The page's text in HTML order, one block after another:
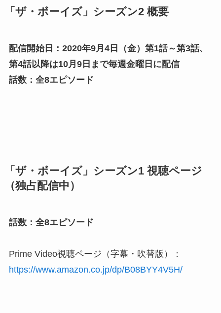
「ザ・ボーイズ」シーズン2 概要
配信開始日：2020年9月4日（金）第1話～第3話、
第4話以降は10月9日まで毎週金曜日に配信
話数：全8エピソード
「ザ・ボーイズ」シーズン1 視聴ページ
（独占配信中）
話数：全8エピソード
Prime Video視聴ページ（字幕・吹替版）：
https://www.amazon.co.jp/dp/B08BYY4V5H/